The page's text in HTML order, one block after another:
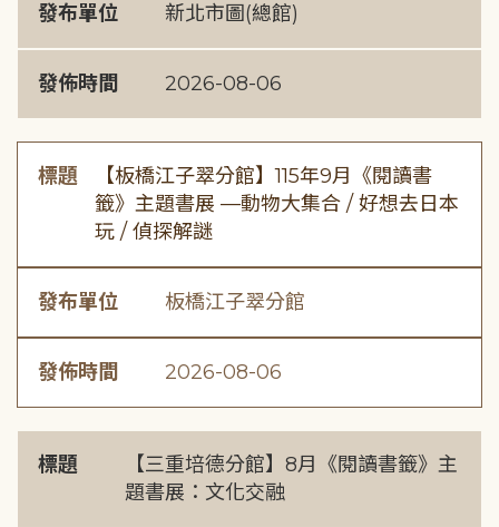
發布單位 新北市圖(總館)
發佈時間 2026-08-06
標題
【板橋江子翠分館】115年9月《閱讀書
籤》主題書展 —動物大集合 / 好想去日本
玩 / 偵探解謎
發布單位 板橋江子翠分館
發佈時間 2026-08-06
標題
【三重培德分館】8月《閱讀書籤》主
題書展：文化交融